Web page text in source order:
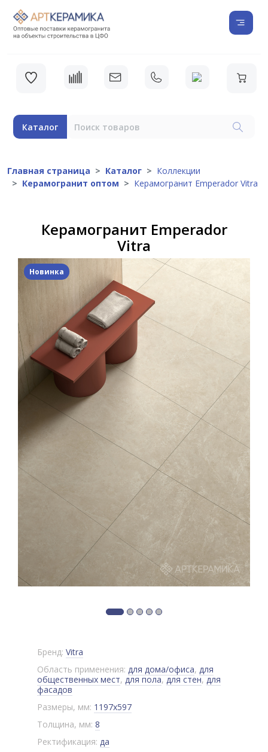
Каталог
Главная страница Каталог
Коллекции
Керамогранит оптом
Керамогранит Emperador Vitra
Керамогранит Emperador
Vitra
Новинка
Бренд: Vitra
Область применения: для дома/офиса, для
общественных мест, для пола,для стен,для
фасадов
Размеры, мм: 1197x597
Толщина, мм: 8
Ректификация: да